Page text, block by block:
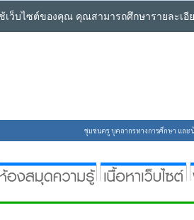
ว็บไซต์ของคุณ คุณสามารถศึกษารายละเอี
ชุมชนครู บุคลากรทางการศึกษา แล